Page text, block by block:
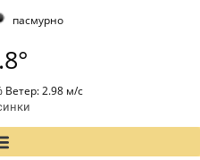
пасмурно
Ветер: 2.98 м/с